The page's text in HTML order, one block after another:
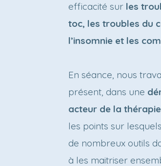
efficacité sur les
toc, les troubles du
l’insomnie et les
En séance, nous
présent, dans une
acteur de la
les points sur
de nombreux outils
à les maitriser